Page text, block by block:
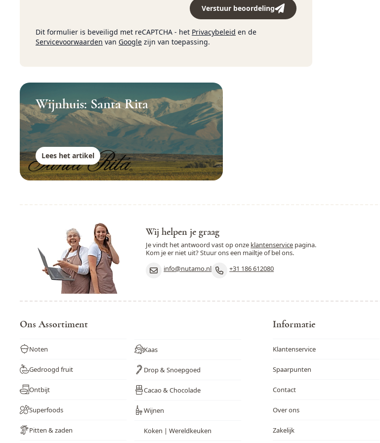
Verstuur beoordeling
Dit formulier is beveiligd met reCAPTCHA - het Privacybeleid en de
Servicevoorwaarden van Google zijn van toepassing.
Wijnhuis: Santa Rita
Lees het artikel
Wij helpen je graag
Je vindt het antwoord vast op onze klantenservice pagina.
Kom je er niet uit? Stuur ons een mailtje of bel ons.
info@nutamo.nl
+31 186 612080
Ons Assortiment
Noten
Gedroogd fruit
Ontbijt
Superfoods
Pitten & zaden
Kaas
Drop & Snoepgoed
Cacao & Chocolade
Wijnen
Koken | Wereldkeuken
Informatie
Klantenservice
Spaarpunten
Contact
Over ons
Zakelijk